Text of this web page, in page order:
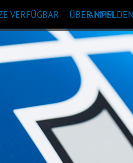
VERFÜGBAR ÜBER MPM
ANMELDEN